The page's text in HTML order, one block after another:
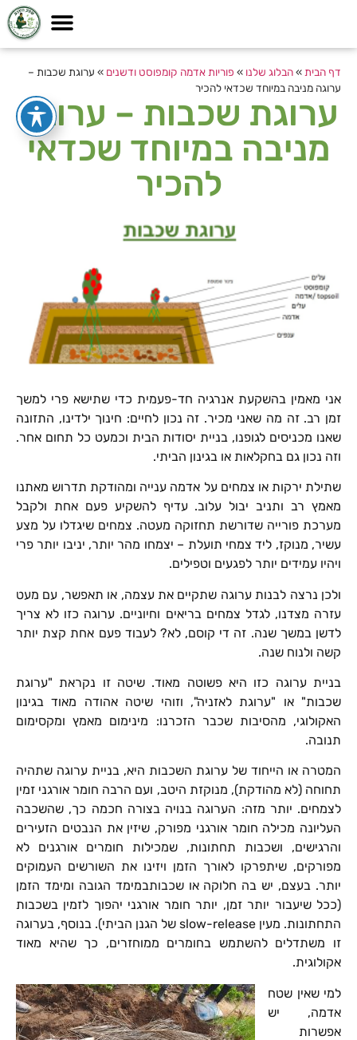
דף הבית »הבלוג שלנו » פוריות אדמה קומפוסט ודשנים » ערוגת שכבות –
ערוגה מניבה במיוחד שכדאי להכיר
ערוגת שכבות – ערוגה
מניבה במיוחד שכדאי
להכיר
אני מאמין בהשקעת אנרגיה חד-פעמית כדי שתישא פרי למשך
זמן רב. זה מה שאני מכיר. זה נכון לחיים: חינוך ילדינו, התזונה
שאנו מכניסים לגופנו, בניית יסודות הבית וכמעט כל תחום אחר.
וזה נכון גם בחקלאות או בגינון הביתי.
שתילת ירקות או צמחים על אדמה ענייה ומהודקת תדרוש מאתנו
מאמץ רב ותניב יבול עלוב. עדיף להשקיע פעם אחת ולקבל
מערכת פורייה שדורשת תחזוקה מעטה. צמחים שיגדלו על מצע
עשיר, מנוקז, ליד צמחי תועלת – יצמחו מהר יותר, יניבו יותר פרי
ויהיו עמידים יותר לפגעים וטפילים.
ולכן נרצה לבנות ערוגה שתקיים את עצמה, או תאפשר, עם מעט
עזרה מצדנו, לגדל צמחים בריאים וחיוניים. ערוגה כזו לא צריך
לדשן במשך שנה. זה די קוסם, לא? לעבוד פעם אחת קצת יותר
קשה ולנוח שנה.
בניית ערוגה כזו היא פשוטה מאוד. שיטה זו נקראת "ערוגת
שכבות" או "ערוגת לאזניה", וזוהי שיטה אהודה מאוד בגינון
האקולוגי, מהסיבות שכבר הזכרנו: מינימום מאמץ ומקסימום
תנובה.
המטרה או הייחוד של ערוגת השכבות היא, בניית ערוגה שתהיה
תחוחה (לא מהודקת), מנוקזת היטב, ועם הרבה חומר אורגני זמין
לצמחים. יותר מזה: הערוגה בנויה בצורה חכמה כך, שהשכבה
העליונה מכילה חומר אורגני מפורק, שיזין את הנבטים הזעירים
והרגישים, ושכבות תחתונות, שמכילות חומרים אורגנים לא
מפורקים, שיתפרקו לאורך הזמן ויזינו את השורשים העמוקים
יותר. בעצם, יש בה חלוקה או שכבותבמימד הגובה ומימד הזמן
(ככל שיעבור יותר זמן, יותר חומר אורגני יהפוך לזמין בשכבות
התחתונות. מעין slow-release של הגנן הביתי). בנוסף, בערוגה
זו משתדלים להשתמש בחומרים ממוחזרים, כך שהיא מאוד
אקולוגית.
למי שאין שטח
אדמה, יש
אפשרות